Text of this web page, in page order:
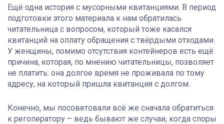
Ещё одна история с мусорными квитанциями. В период
подготовки этого материала к нам обратилась
читательница с вопросом, который тоже касался
квитанций на оплату обращения с твёрдыми отходами.
У женщины, помимо отсутствия контейнеров есть ещё
причина, которая, по мнению читательницы, позволяет
не платить: она долгое время не проживала по тому
адресу, на который пришла квитанция с долгом.
Конечно, мы посоветовали всё же сначала обратиться
к регоператору – ведь бывают же случаи, когда споры